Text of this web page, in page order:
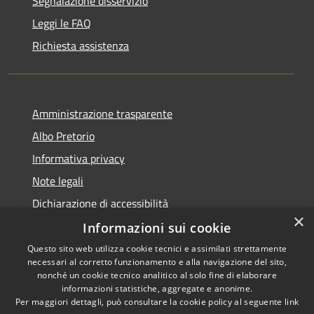
Leggi le FAQ
Richiesta assistenza
Amministrazione trasparente
Albo Pretorio
Informativa privacy
Note legali
Dichiarazione di accessibilità
Accessibilità
Privacy
×
Informazioni sui cookie
Questo sito web utilizza cookie tecnici e assimilati strettamente
necessari al corretto funzionamento e alla navigazione del sito,
nonché un cookie tecnico analitico al solo fine di elaborare
informazioni statistiche, aggregate e anonime.
Per maggiori dettagli, può consultare la cookie policy al seguente link